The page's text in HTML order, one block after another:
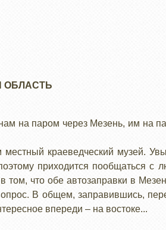
ОБЛАСТЬ
на паром через Мезень, им на
краеведческий музей.
приходится пообщаться с
том, что обе автозаправки в
В общем, заправившись,
впереди – на востоке...